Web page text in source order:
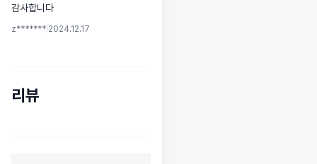
감사합니다
z******* 2024.12.17
리뷰